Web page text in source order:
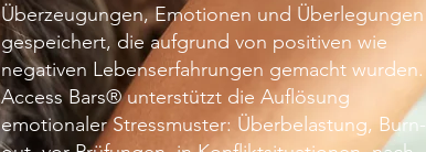
Überzeugungen, Emotionen und Überlegungen
gespeichert, die aufgrund von positiven wie
negativen Lebenserfahrungen gemacht wurden.
Access Bars® unterstützt die Auflösung
emotionaler Stressmuster: Überbelastung, Burn-